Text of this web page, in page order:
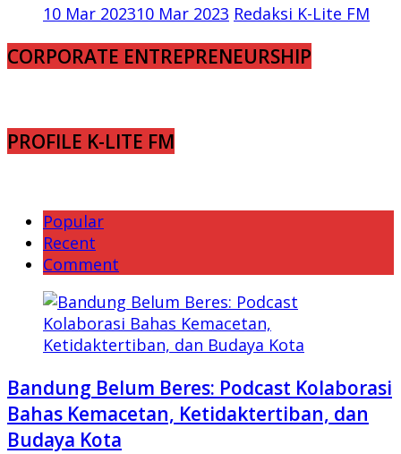
10 Mar 202310 Mar 2023 Redaksi K-Lite FM
CORPORATE ENTREPRENEURSHIP
PROFILE K-LITE FM
Popular
Recent
Comment
Bandung Belum Beres: Podcast Kolaborasi
Bahas Kemacetan, Ketidaktertiban, dan
Budaya Kota